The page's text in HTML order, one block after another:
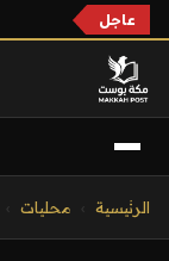
عاجل
الرئيسية محليات